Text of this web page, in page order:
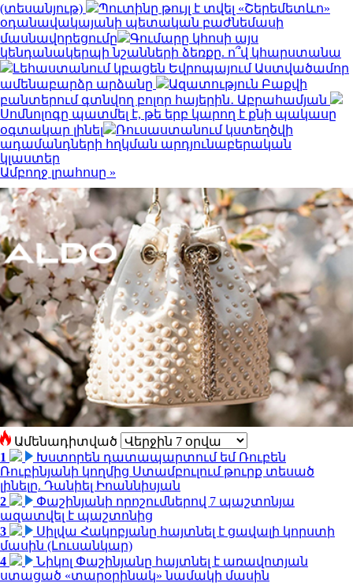
(տեսանյութ)
Պուտինը թույլ է տվել «Շերեմետևո»
օդանավակայանի պետական բաժնեմասի
մասնավորեցումը
Գումարը կհոսի այս
կենդանակերպի նշանների ձեռքը. ո՞վ կհարստանա
Լեհաստանում կբացեն Եվրոպայում Աստվածամոր
ամենաբարձր արձանը
Ազատություն Բաքվի
բանտերում գտնվող բոլոր հայերին․ Աբրահամյան
Սոմնոլոգը պատմել է, թե երբ կարող է քնի պակասը
օգտակար լինել
Ռուսաստանում կստեղծվի
ադամանդների հղկման արդյունաբերական
կլաստեր
Ամբողջ լրահոսը »
Ամենադիտված
1
Խստորեն դատապարտում եմ Ռուբեն
Ռուբինյանի կողմից Ստամբուլում թուրք տեսած
լինելը. Դանիել Իոաննիսյան
2
Փաշինյանի որոշումներով 7 պաշտոնյա
ազատվել է պաշտոնից
3
Սիլվա Հակոբյանը հայտնել է ցավալի կորստի
մասին (Լուսանկար)
4
Նիկոլ Փաշինյանը հայտնել է առավոտյան
ստացած «տարօրինակ» նամակի մասին